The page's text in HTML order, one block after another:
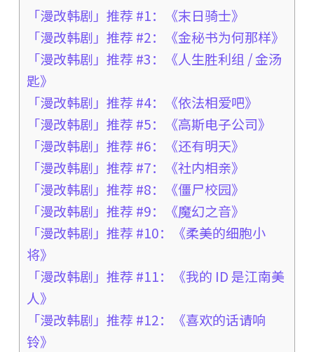
「漫改韩剧」推荐 #1：《末日骑士》
「漫改韩剧」推荐 #2：《金秘书为何那样》
「漫改韩剧」推荐 #3：《人生胜利组 / 金汤
匙》
「漫改韩剧」推荐 #4：《依法相爱吧》
「漫改韩剧」推荐 #5：《高斯电子公司》
「漫改韩剧」推荐 #6：《还有明天》
「漫改韩剧」推荐 #7：《社内相亲》
「漫改韩剧」推荐 #8：《僵尸校园》
「漫改韩剧」推荐 #9：《魔幻之音》
「漫改韩剧」推荐 #10：《柔美的细胞小
将》
「漫改韩剧」推荐 #11：《我的 ID 是江南美
人》
「漫改韩剧」推荐 #12：《喜欢的话请响
铃》